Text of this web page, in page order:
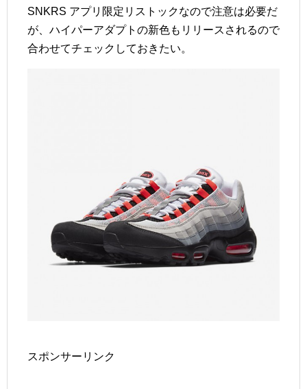
SNKRS アプリ限定リストックなので注意は必要だ
が、ハイパーアダプトの新色もリリースされるので
合わせてチェックしておきたい。
スポンサーリンク